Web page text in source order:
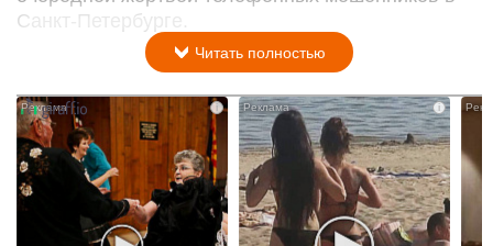
Санкт-Петербурге.
Читать полностью
i